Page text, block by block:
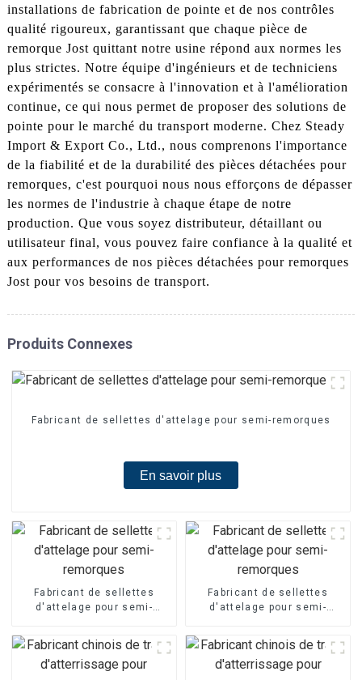
installations de fabrication de pointe et de nos contrôles
qualité rigoureux, garantissant que chaque pièce de
remorque Jost quittant notre usine répond aux normes les
plus strictes. Notre équipe d'ingénieurs et de techniciens
expérimentés se consacre à l'innovation et à l'amélioration
continue, ce qui nous permet de proposer des solutions de
pointe pour le marché du transport moderne. Chez Steady
Import & Export Co., Ltd., nous comprenons l'importance
de la fiabilité et de la durabilité des pièces détachées pour
remorques, c'est pourquoi nous nous efforçons de dépasser
les normes de l'industrie à chaque étape de notre
production. Que vous soyez distributeur, détaillant ou
utilisateur final, vous pouvez faire confiance à la qualité et
aux performances de nos pièces détachées pour remorques
Jost pour vos besoins de transport.
Produits Connexes
Fabricant de sellettes d'attelage pour semi-remorques
En savoir plus
Fabricant de sellettes
d'attelage pour semi-
Fabricant de sellettes
d'attelage pour semi-